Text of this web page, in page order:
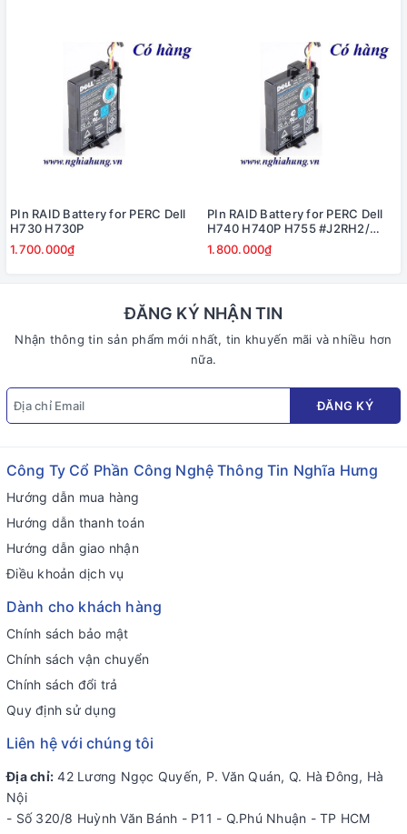
PIn RAID Battery for PERC Dell
H730 H730P
1.700.000₫
PIn RAID Battery for PERC Dell
H740 H740P H755 #J2RH2/
NWJ48
1.800.000₫
ĐĂNG KÝ NHẬN TIN
Nhận thông tin sản phẩm mới nhất, tin khuyến mãi và nhiều hơn
nữa.
ĐĂNG KÝ
Công Ty Cổ Phần Công Nghệ Thông Tin Nghĩa Hưng
Hướng dẫn mua hàng
Hướng dẫn thanh toán
Hướng dẫn giao nhận
Điều khoản dịch vụ
Dành cho khách hàng
Chính sách bảo mật
Chính sách vận chuyển
Chính sách đổi trả
Quy định sử dụng
Liên hệ với chúng tôi
Địa chỉ: 42 Lương Ngọc Quyến, P. Văn Quán, Q. Hà Đông, Hà
Nội
- Số 320/8 Huỳnh Văn Bánh - P11 - Q.Phú Nhuận - TP HCM